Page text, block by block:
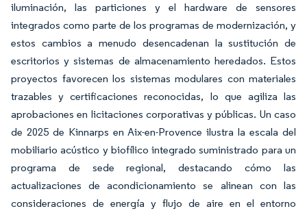
iluminación, las particiones y el hardware de sensores
integrados como parte de los programas de modernización, y
estos cambios a menudo desencadenan la sustitución de
escritorios y sistemas de almacenamiento heredados. Estos
proyectos favorecen los sistemas modulares con materiales
trazables y certificaciones reconocidas, lo que agiliza las
aprobaciones en licitaciones corporativas y públicas. Un caso
de 2025 de Kinnarps en Aix-en-Provence ilustra la escala del
mobiliario acústico y biofílico integrado suministrado para un
programa de sede regional, destacando cómo las
actualizaciones de acondicionamiento se alinean con las
consideraciones de energía y flujo de aire en el entorno